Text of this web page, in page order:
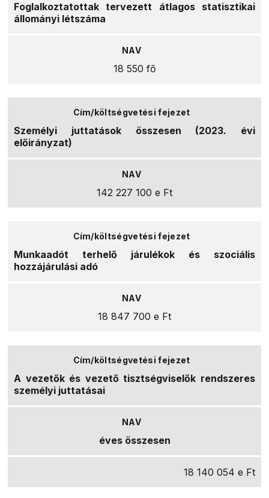
Foglalkoztatottak tervezett átlagos statisztikai
állományi létszáma
18 550 fő
Személyi juttatások összesen (2023. évi
előirányzat)
142 227 100 e Ft
Munkaadót terhelő járulékok és szociális
hozzájárulási adó
18 847 700 e Ft
A vezetők és vezető tisztségviselők rendszeres
személyi juttatásai
éves összesen
18 140 054 e Ft